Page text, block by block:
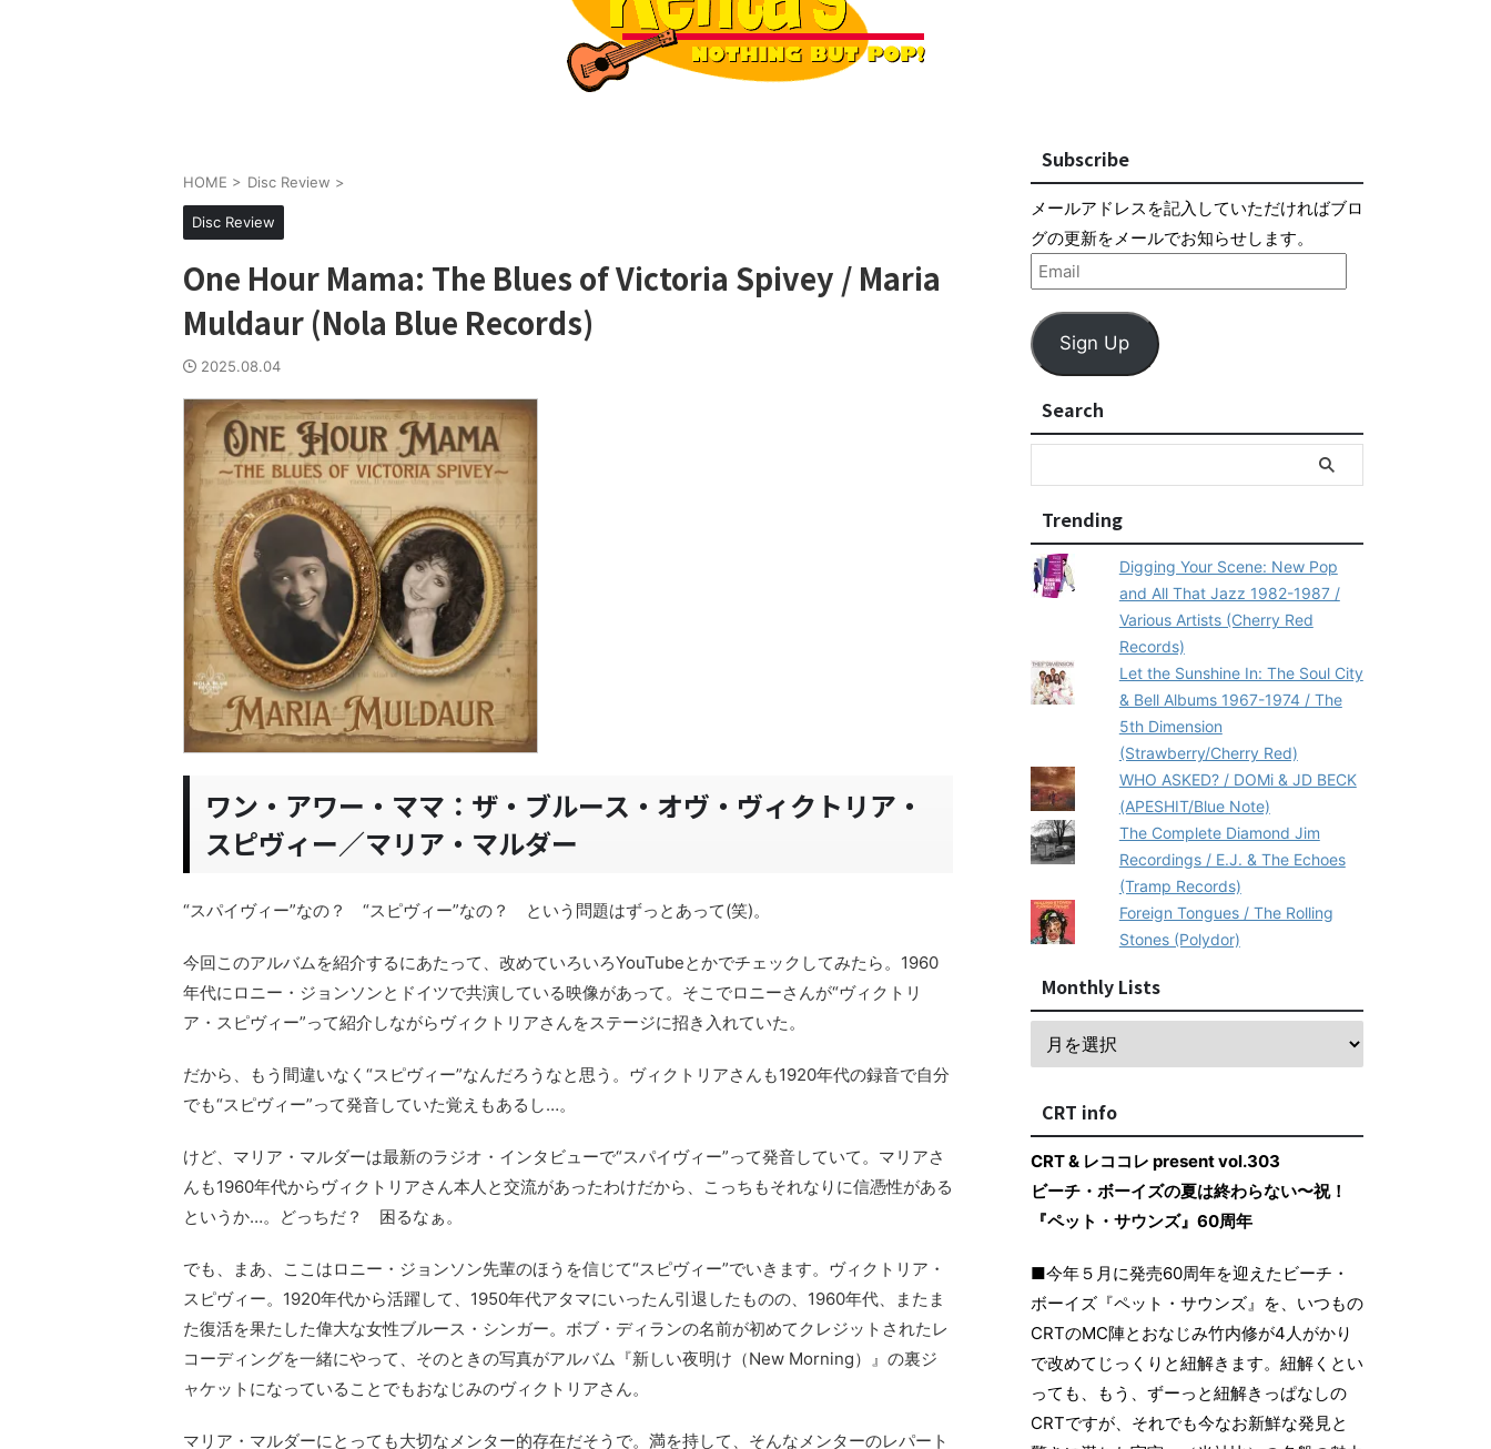
HOME > Disc Review >
Disc Review
One Hour Mama: The Blues of Victoria Spivey / Maria
Muldaur (Nola Blue Records)
2025.08.04
ワン・アワー・ママ：ザ・ブルース・オヴ・ヴィクトリア・
スピヴィー／マリア・マルダー
“スパイヴィー”なの？ “スピヴィー”なの？ という問題はずっとあって(笑)。
今回このアルバムを紹介するにあたって、改めていろいろYouTubeとかでチェックしてみたら。1960
年代にロニー・ジョンソンとドイツで共演している映像があって。そこでロニーさんが“ヴィクトリ
ア・スピヴィー”って紹介しながらヴィクトリアさんをステージに招き入れていた。
だから、もう間違いなく“スピヴィー”なんだろうなと思う。ヴィクトリアさんも1920年代の録音で自分
でも“スピヴィー”って発音していた覚えもあるし…。
けど、マリア・マルダーは最新のラジオ・インタビューで“スパイヴィー”って発音していて。マリアさ
んも1960年代からヴィクトリアさん本人と交流があったわけだから、こっちもそれなりに信憑性がある
というか…。どっちだ？ 困るなぁ。
でも、まあ、ここはロニー・ジョンソン先輩のほうを信じて“スピヴィー”でいきます。ヴィクトリア・
スピヴィー。1920年代から活躍して、1950年代アタマにいったん引退したものの、1960年代、またま
た復活を果たした偉大な女性ブルース・シンガー。ボブ・ディランの名前が初めてクレジットされたレ
コーディングを一緒にやって、そのときの写真がアルバム『新しい夜明け（New Morning）』の裏ジ
ャケットになっていることでもおなじみのヴィクトリアさん。
マリア・マルダーにとっても大切なメンター的存在だそうで。満を持して、そんなメンターのレパート
Subscribe
メールアドレスを記入していただければブロ
グの更新をメールでお知らせします。
Sign Up
Search
Trending
Digging Your Scene: New Pop
and All That Jazz 1982-1987 /
Various Artists (Cherry Red
Records)
Let the Sunshine In: The Soul City
& Bell Albums 1967-1974 / The
5th Dimension
(Strawberry/Cherry Red)
WHO ASKED? / DOMi & JD BECK
(APESHIT/Blue Note)
The Complete Diamond Jim
Recordings / E.J. & The Echoes
(Tramp Records)
Foreign Tongues / The Rolling
Stones (Polydor)
Monthly Lists
CRT info
CRT & レココレ present vol.303
ビーチ・ボーイズの夏は終わらない〜祝！
『ペット・サウンズ』60周年
■今年５月に発売60周年を迎えたビーチ・
ボーイズ『ペット・サウンズ』を、いつもの
CRTのMC陣とおなじみ竹内修が4人がかり
で改めてじっくりと紐解きます。紐解くとい
っても、もう、ずーっと紐解きっぱなしの
CRTですが、それでも今なお新鮮な発見と